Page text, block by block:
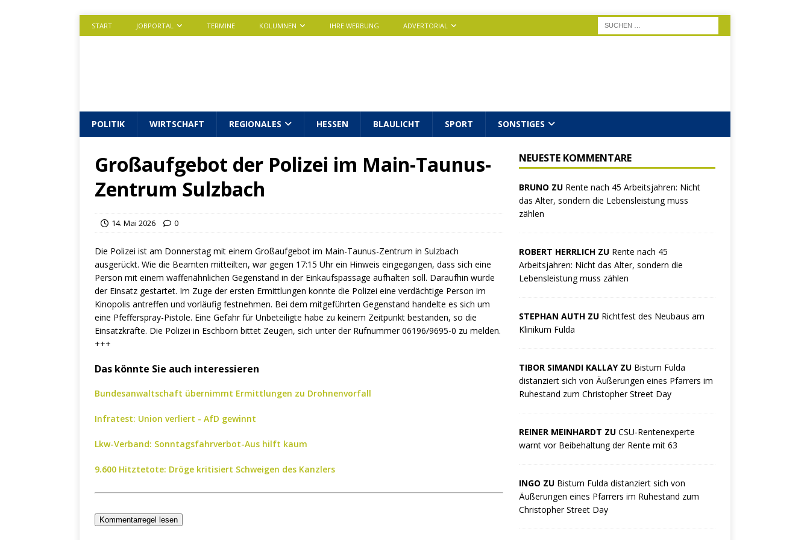
START JOBPORTAL TERMINE KOLUMNEN IHRE WERBUNG ADVERTORIAL
POLITIK WIRTSCHAFT REGIONALES HESSEN BLAULICHT SPORT SONSTIGES
Großaufgebot der Polizei im Main-Taunus-
Zentrum Sulzbach
14. Mai 2026 0
Die Polizei ist am Donnerstag mit einem Großaufgebot im Main-Taunus-Zentrum in Sulzbach
ausgerückt. Wie die Beamten mitteilten, war gegen 17:15 Uhr ein Hinweis eingegangen, dass sich eine
Person mit einem waffenähnlichen Gegenstand in der Einkaufspassage aufhalten soll. Daraufhin wurde
der Einsatz gestartet. Im Zuge der ersten Ermittlungen konnte die Polizei eine verdächtige Person im
Kinopolis antreffen und vorläufig festnehmen. Bei dem mitgeführten Gegenstand handelte es sich um
eine Pfefferspray-Pistole. Eine Gefahr für Unbeteiligte habe zu keinem Zeitpunkt bestanden, so die
Einsatzkräfte. Die Polizei in Eschborn bittet Zeugen, sich unter der Rufnummer 06196/9695-0 zu melden.
+++
Das könnte Sie auch interessieren
Bundesanwaltschaft übernimmt Ermittlungen zu Drohnenvorfall
Infratest: Union verliert - AfD gewinnt
Lkw-Verband: Sonntagsfahrverbot-Aus hilft kaum
9.600 Hitztetote: Dröge kritisiert Schweigen des Kanzlers
Kommentarregel lesen
NEUESTE KOMMENTARE
BRUNO ZU Rente nach 45 Arbeitsjahren: Nicht
das Alter, sondern die Lebensleistung muss
zählen
ROBERT HERRLICH ZU Rente nach 45
Arbeitsjahren: Nicht das Alter, sondern die
Lebensleistung muss zählen
STEPHAN AUTH ZU Richtfest des Neubaus am
Klinikum Fulda
TIBOR SIMANDI KALLAY ZU Bistum Fulda
distanziert sich von Äußerungen eines Pfarrers im
Ruhestand zum Christopher Street Day
REINER MEINHARDT ZU CSU-Rentenexperte
warnt vor Beibehaltung der Rente mit 63
INGO ZU Bistum Fulda distanziert sich von
Äußerungen eines Pfarrers im Ruhestand zum
Christopher Street Day